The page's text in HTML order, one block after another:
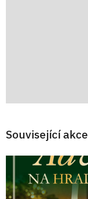
Související akce